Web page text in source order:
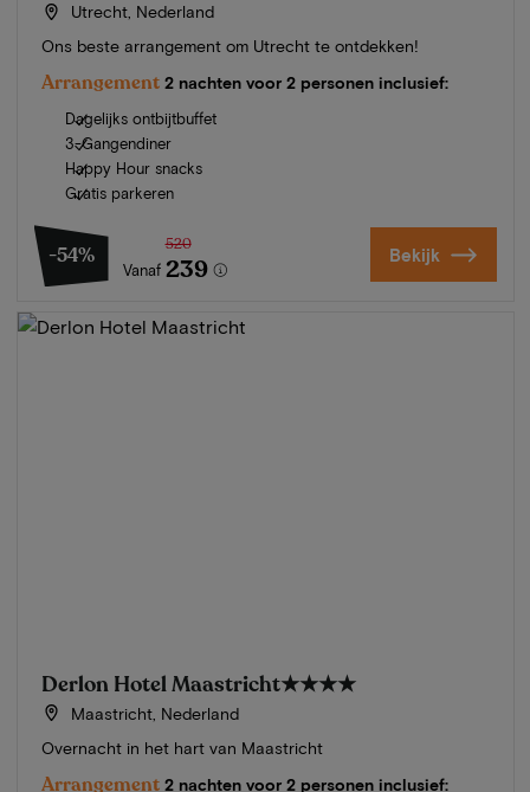
Utrecht, Nederland
Ons beste arrangement om Utrecht te ontdekken!
Arrangement 2 nachten voor 2 personen inclusief:
Dagelijks ontbijtbuffet
3-Gangendiner
Happy Hour snacks
Gratis parkeren
-54%
Vanaf
520
239 Bekijk
Derlon Hotel Maastricht★★★★
Maastricht, Nederland
Overnacht in het hart van Maastricht
Arrangement 2 nachten voor 2 personen inclusief: